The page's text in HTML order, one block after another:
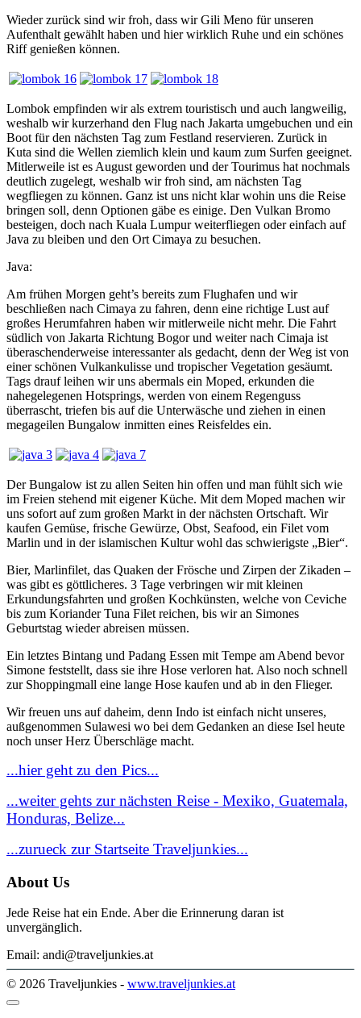
Wieder zurück sind wir froh, dass wir Gili Meno für unseren
Aufenthalt gewählt haben und hier wirklich Ruhe und ein schönes
Riff genießen können.
Lombok empfinden wir als extrem touristisch und auch langweilig,
weshalb wir kurzerhand den Flug nach Jakarta umgebuchen und ein
Boot für den nächsten Tag zum Festland reservieren. Zurück in
Kuta sind die Wellen ziemlich klein und kaum zum Surfen geeignet.
Mitlerweile ist es August geworden und der Tourimus hat nochmals
deutlich zugelegt, weshalb wir froh sind, am nächsten Tag
wegfliegen zu können. Ganz ist uns nicht klar wohin uns die Reise
bringen soll, denn Optionen gäbe es einige. Den Vulkan Bromo
besteigen, doch nach Kuala Lumpur weiterfliegen oder einfach auf
Java zu bleiben und den Ort Cimaya zu besuchen.
Java:
Am frühen Morgen geht’s bereits zum Flughafen und wir
beschließen nach Cimaya zu fahren, denn eine richtige Lust auf
großes Herumfahren haben wir mitlerweile nicht mehr. Die Fahrt
südlich von Jakarta Richtung Bogor und weiter nach Cimaja ist
überaschenderweise interessanter als gedacht, denn der Weg ist von
einer schönen Vulkankulisse und tropischer Vegetation gesäumt.
Tags drauf leihen wir uns abermals ein Moped, erkunden die
nahegelegenen Hotsprings, werden von einem Regenguss
überrascht, triefen bis auf die Unterwäsche und ziehen in einen
megageilen Bungalow inmitten eines Reisfeldes ein.
Der Bungalow ist zu allen Seiten hin offen und man fühlt sich wie
im Freien stehend mit eigener Küche. Mit dem Moped machen wir
uns sofort auf zum großen Markt in der nächsten Ortschaft. Wir
kaufen Gemüse, frische Gewürze, Obst, Seafood, ein Filet vom
Marlin und in der islamischen Kultur wohl das schwierigste „Bier“.
Bier, Marlinfilet, das Quaken der Frösche und Zirpen der Zikaden –
was gibt es göttlicheres. 3 Tage verbringen wir mit kleinen
Erkundungsfahrten und großen Kochkünsten, welche von Ceviche
bis zum Koriander Tuna Filet reichen, bis wir an Simones
Geburtstag wieder abreisen müssen.
Ein letztes Bintang und Padang Essen mit Tempe am Abend bevor
Simone feststellt, dass sie ihre Hose verloren hat. Also noch schnell
zur Shoppingmall eine lange Hose kaufen und ab in den Flieger.
Wir freuen uns auf daheim, denn Indo ist einfach nicht unseres,
außgenommen Sulawesi wo bei dem Gedanken an diese Isel heute
noch unser Herz Überschläge macht.
...hier geht zu den Pics...
...weiter gehts zur nächsten Reise - Mexiko, Guatemala,
Honduras, Belize...
...zurueck zur Startseite Traveljunkies...
About Us
Jede Reise hat ein Ende. Aber die Erinnerung daran ist
unvergänglich.
Email: andi@traveljunkies.at
© 2026 Traveljunkies - www.traveljunkies.at